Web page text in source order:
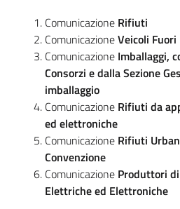
Comunicazione Rifiuti
ComunicazioneVeicoli Fuori
Comunicazione Imballaggi,
Consorzi e dalla Sezione
imballaggio
Comunicazione Rifiuti da
ed elettroniche
Comunicazione Rifiuti
Convenzione
Comunicazione Produttori
Elettriche ed Elettroniche